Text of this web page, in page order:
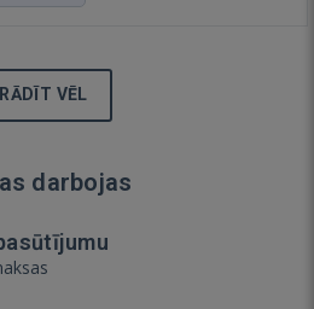
RĀDĪT VĒL
darbojas